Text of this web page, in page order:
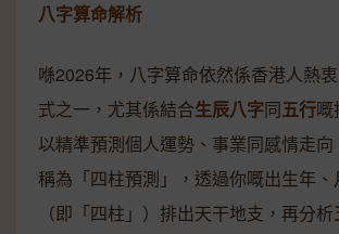
八字算命解析
喺2026年，八字算命依然係香港人熱
式之一，尤其係結合生辰八字同五行嘅
以精準預測個人運勢、事業同感情走向
稱為「四柱預測」，透過你嘅出生年
（即「四柱」）排出天干地支，再分析